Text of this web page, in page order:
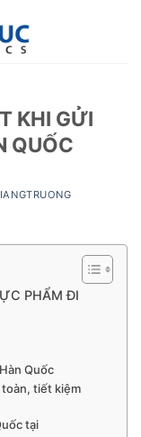
KHI GỬI
QUỐC
PHẨM ĐI
Quốc
toàn, tiết kiệm
tại